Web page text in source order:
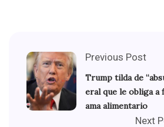
Previous Post
Trump tilda de
eral que le obliga
ama alimentario
Next